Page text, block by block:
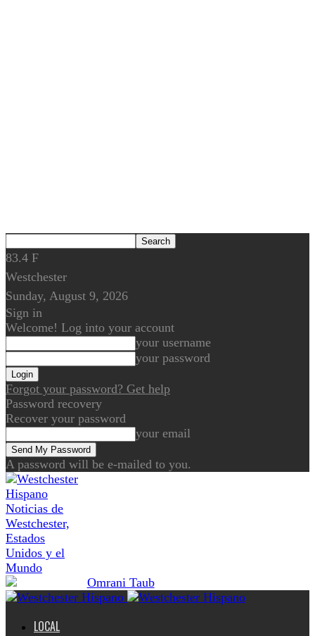
83.4 F
Westchester
Sunday, August 9, 2026
Sign in
Welcome! Log into your account
your username
your password
Forgot your password? Get help
Password recovery
Recover your password
your email
A password will be e-mailed to you.
Noticias de
Westchester,
Estados
Unidos y el
Mundo
LOCAL